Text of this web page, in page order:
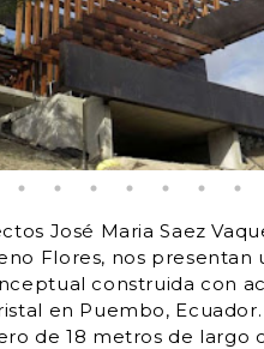
José Maria Saez
Flores, nos presentan
construida con
en Puembo,
de 18 metros de largo